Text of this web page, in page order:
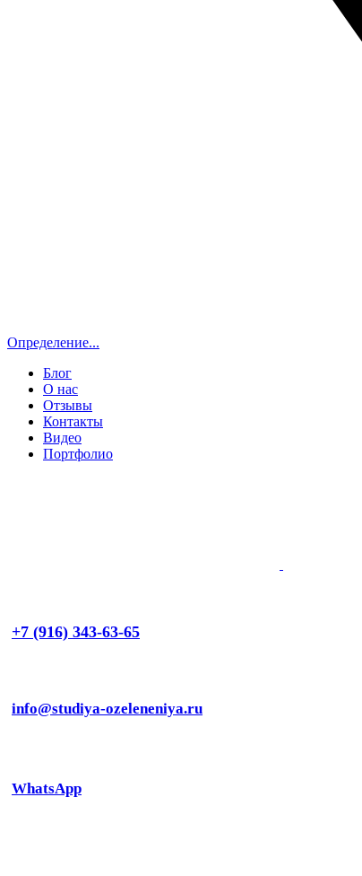
Определение...
Блог
О нас
Отзывы
Контакты
Видео
Портфолио
+7 (916) 343-63-65
info@studiya-ozeleneniya.ru
WhatsApp